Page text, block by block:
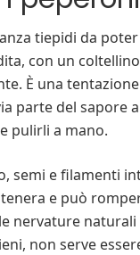
tiepidi da
con un
È una
parte del
pulirli a mano.
semi e filamenti
e può
nervature naturali
non serve